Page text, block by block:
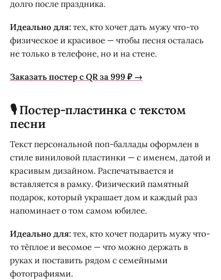
долго после праздника.
Идеально для:тех, кто хочет дать мужу что-то
физическое и красивое — чтобы песня осталась
не только в телефоне, но и на стене.
Заказать постер с QR за 999 ₽ →
🎙️ Постер-пластинка с текстом
песни
Текст персональной поп-баллады оформлен в
стиле виниловой пластинки — с именем, датой и
красивым дизайном. Распечатывается и
вставляется в рамку. Физический памятный
подарок, который украшает дом и каждый раз
напоминает о том самом юбилее.
Идеально для:тех, кто хочет подарить мужу что-
то тёплое и весомое — что можно держать в
руках и поставить рядом с семейными
фотографиями.